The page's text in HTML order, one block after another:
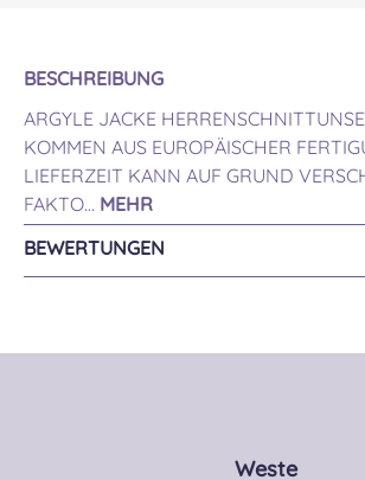
BESCHREIBUNG
ARGYLE JACKE
KOMMEN AUS EUROPÄISCHER
LIEFERZEIT KANN AUF GRUND
FAKTO… MEHR
BEWERTUNGEN
Weste